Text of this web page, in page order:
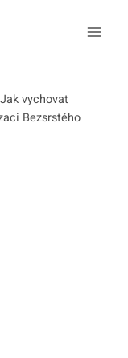
Jak vychovat
Bezsrstého